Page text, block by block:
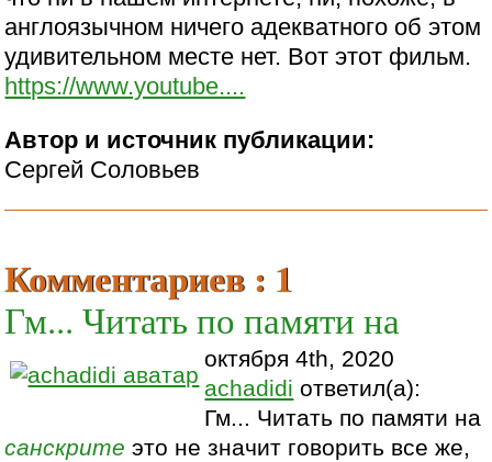
англоязычном ничего адекватного об этом
удивительном месте нет. Вот этот фильм.
https://www.youtube....
Автор и источник публикации:
Сергей Соловьев
Комментариев : 1
Гм... Читать по памяти на
октября 4th, 2020
achadidi ответил(а):
Гм... Читать по памяти на
санскрите это не значит говорить все же,